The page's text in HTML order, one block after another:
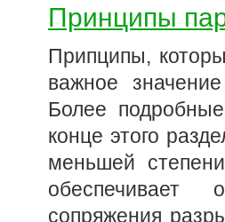
Принципы
Припципы,
важное
Более
конце этого
меньшей
обеспечивает
сопряжения